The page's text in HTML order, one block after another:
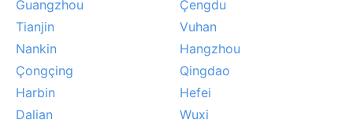
Guangzhou
Çengdu
Tianjin
Vuhan
Nankin
Hangzhou
Çongçing
Qingdao
Harbin
Hefei
Dalian
Wuxi